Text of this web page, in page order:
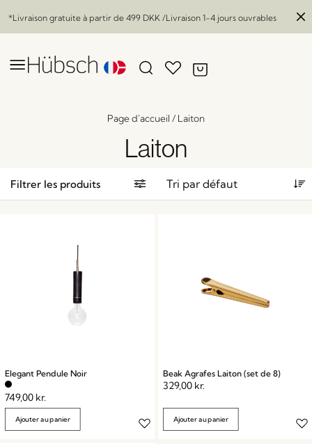
*Livraison gratuite à partir de 499 DKK /Livraison 1-4 jours ouvrables
Page d'accueil / Laiton
Laiton
Filtrer les produits
Elegant Pendule Noir
749,00 kr.
Ajouter au panier
Beak Agrafes Laiton (set de 8)
329,00 kr.
Ajouter au panier